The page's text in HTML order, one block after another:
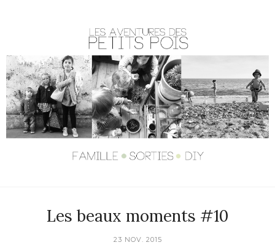
Les beaux moments #10
23 NOV. 2015